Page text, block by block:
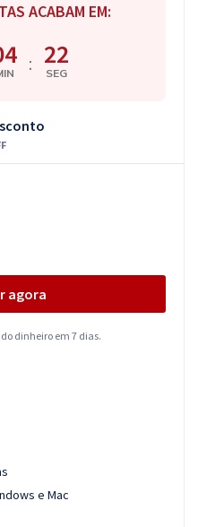
ACABAM EM:
: 21
SEG
agora
dinheiro em 7 dias.
e Mac